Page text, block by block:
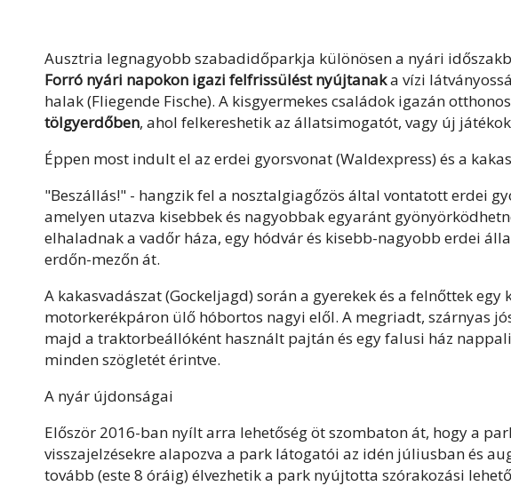
Ausztria legnagyobb szabadidőparkja különösen a nyári
Forró nyári napokon igazi felfrissülést nyújtanaka vízi
halak (Fliegende Fische). A kisgyermekes családok igazán
tölgyerdőben, ahol felkereshetik az állatsimogatót, vagy új
Éppen most indult el az erdei gyorsvonat (Waldexpress) és a
"Beszállás!" - hangzik fel a nosztalgiagőzös által vontatotterdei
amelyen utazva kisebbek és nagyobbak egyaránt
elhaladnak a vadőr háza, egy hódvárés kisebb-nagyobb erdei
erdőn-mezőn át.
A kakasvadászat (Gockeljagd)során a gyerekek és a felnőttek egy
motorkerékpáron ülő hóbortos nagyi elől. A megriadt, szárnyas
majd a traktorbeállóként használt pajtán és egy falusi ház
minden szögletét érintve.
A nyár újdonságai
Először 2016-ban nyílt arra lehetőség öt szombaton át, hogy a
visszajelzésekre alapozva a park látogatói az idén júliusban és
tovább (este 8 óráig) élvezhetik a park nyújtotta szórakozási